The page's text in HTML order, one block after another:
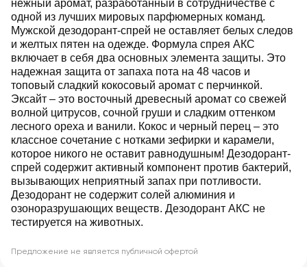
нежный аромат, разработанный в сотрудничестве с
одной из лучших мировых парфюмерных команд.
Мужской дезодорант-спрей не оставляет белых следов
и желтых пятен на одежде. Формула спрея АКС
включает в себя два основных элемента защиты. Это
надежная защита от запаха пота на 48 часов и
топовый сладкий кокосовый аромат с перчинкой.
Эксайт ‒ это восточный древесный аромат со свежей
волной цитрусов, сочной груши и сладким оттенком
лесного ореха и ванили. Кокос и черный перец ‒ это
классное сочетание с нотками зефирки и карамели,
которое никого не оставит равнодушным! Дезодорант-
спрей содержит активный компонент против бактерий,
вызывающих неприятный запах при потливости.
Дезодорант не содержит солей алюминия и
озоноразрушающих веществ. Дезодорант АКС не
тестируется на животных.
Предложение не является публичной офертой